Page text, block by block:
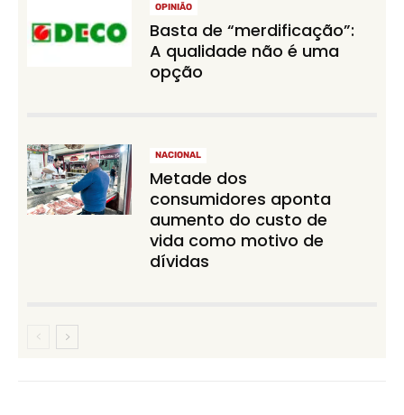
OPINIÃO
Basta de “merdificação”:
A qualidade não é uma
opção
NACIONAL
Metade dos
consumidores aponta
aumento do custo de
vida como motivo de
dívidas